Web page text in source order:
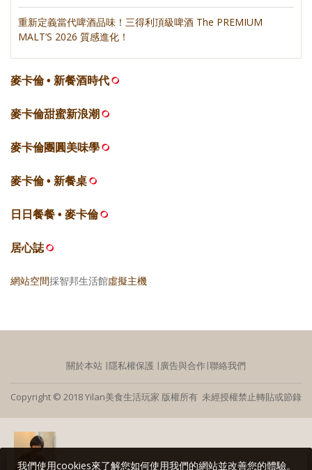
重新定義當代啤酒品味！三得利頂級啤酒 The PREMIUM
MALT’S 2026 質感進化！
麥卡倫 • 新餐酒時代
麥卡倫甜蜜新浪潮
麥卡倫團圓美味學
麥卡倫 • 新餐桌
日日餐餐 • 麥卡倫
居心誌
網站空間採智邦生活館虛擬主機
關於本站 ∣隱私權保護 ∣廣告與合作∣聯絡我們
Copyright © 2018 Yilan美食生活玩家 版權所有 未經授權禁止轉貼或節錄
我們使用cookies來了解您如何使用我們的網站並改善您的體驗。